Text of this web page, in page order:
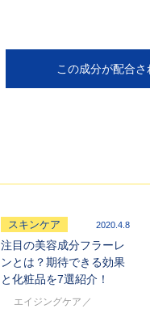
この成分が配合
スキンケア 2020.4.8
注目の美容成分フラーレ
ンとは？期待できる効果
と化粧品を7選紹介！
エイジングケア